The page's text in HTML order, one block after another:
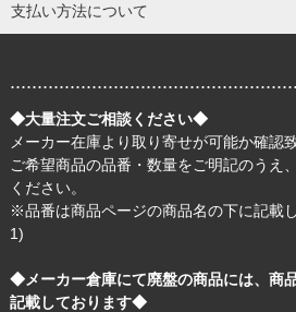
支払い方法について
◆大量注文ご相談ください◆
メーカー在庫より取り寄せが可能か確認
ご希望商品の品番・数量をご明記のうえ、
ください。
※品番は商品ページの商品名の下に記載
1)
◆メーカー倉庫にて廃盤の商品には、商
記載しております◆